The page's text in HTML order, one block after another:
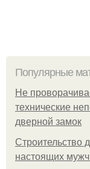
Популярные
Не
технические
дверной замок
Строительство
настоящих